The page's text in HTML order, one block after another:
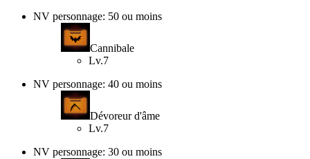
NV personnage: 50 ou moins
Cannibale
Lv.7
NV personnage: 40 ou moins
Dévoreur d'âme
Lv.7
NV personnage: 30 ou moins